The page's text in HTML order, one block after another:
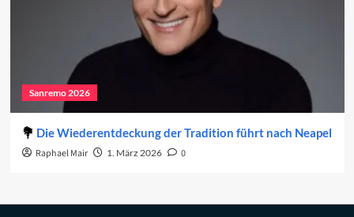
Sanremo 2026
Die Wiederentdeckung der Tradition führt nach Neapel
Raphael Mair 1. März 2026 0